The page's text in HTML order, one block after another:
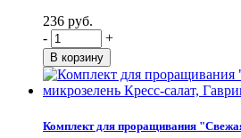
236 руб.
-
+
Комплект для проращивания